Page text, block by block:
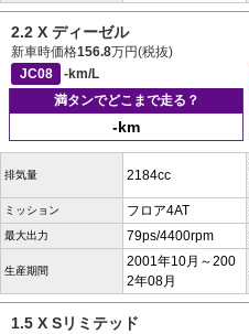
2.2 X ディーゼル
新車時価格156.8万円(税抜)
JC08
-km/L
満タンでどこまで走る？
-km
排気量 2184cc
ミッション フロア4AT
最大出力 79ps/4400rpm
生産期間
2001年10月～200
2年08月
1.5 X Sリミテッド